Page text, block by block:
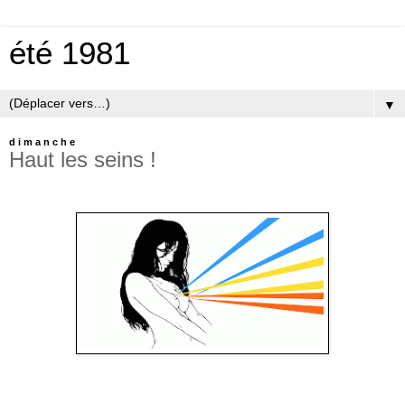
été 1981
▼
dimanche
Haut les seins !